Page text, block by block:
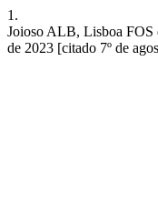
1.
Joioso ALB, Lisboa FOS
de 2023 [citado 7º de